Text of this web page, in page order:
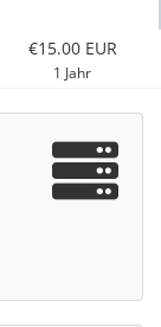
€15.00 EUR
1 Jahr